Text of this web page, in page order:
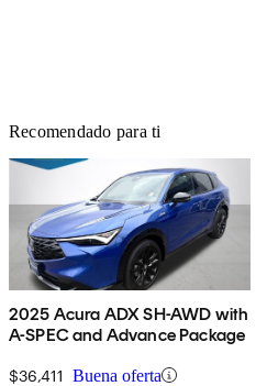
Recomendado para ti
2025 Acura ADX SH-AWD with
A-SPEC and Advance Package
$36,411 Buena oferta